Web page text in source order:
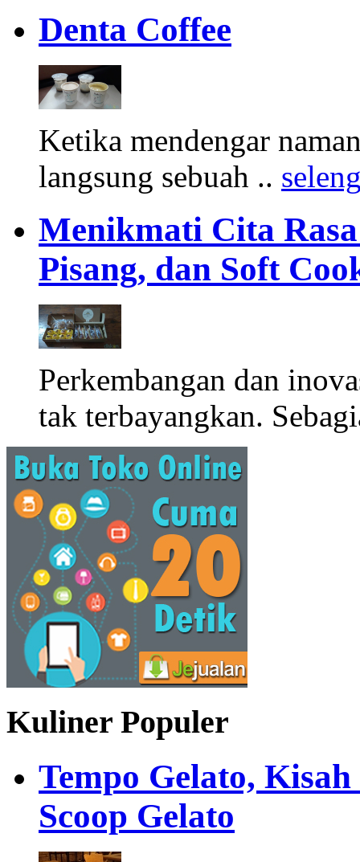
Denta Coffee
Ketika mendengar
langsung sebuah ..
Menikmati Cita
Pisang, dan Soft
Perkembangan dan
tak terbayangkan.
Kuliner Populer
Tempo Gelato,
Scoop Gelato